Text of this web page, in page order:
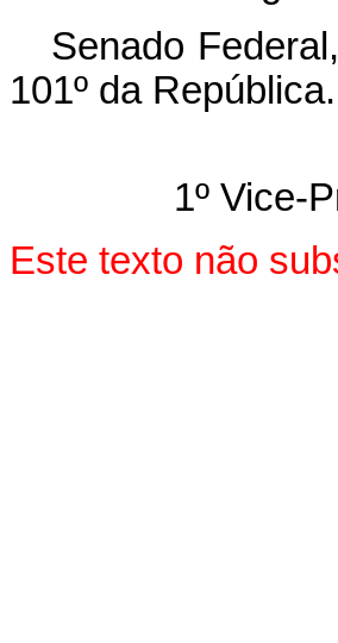
Senado
101º da República.
1º Vice-
Este texto não